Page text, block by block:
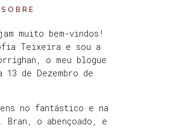
SOBRE
muito bem-vindos!
Teixeira e sou a
o meu blogue
de Dezembro de
no fantástico e na
o abençoado, e